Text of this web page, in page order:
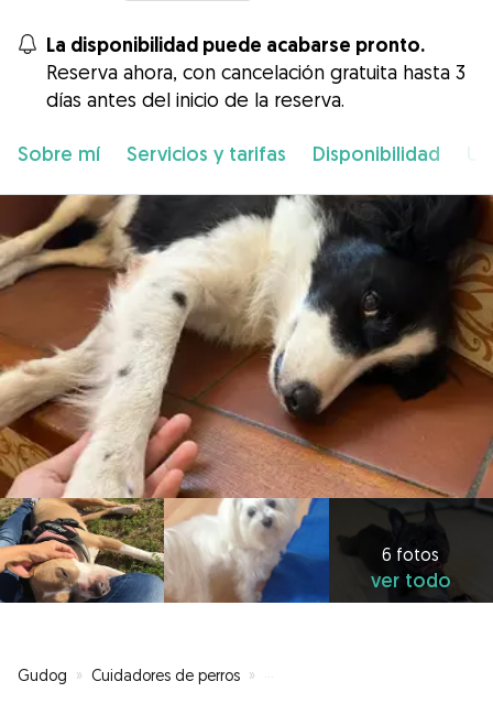
La disponibilidad puede acabarse pronto.
Reserva ahora, con cancelación gratuita hasta 3
días antes del inicio de la reserva.
Sobre mí Servicios y tarifas Disponibilidad
6 fotos
ver todo
Gudog » Cuidadores de perros » Cuidadores de perros en